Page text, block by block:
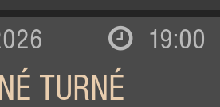
19:00
TURNÉ